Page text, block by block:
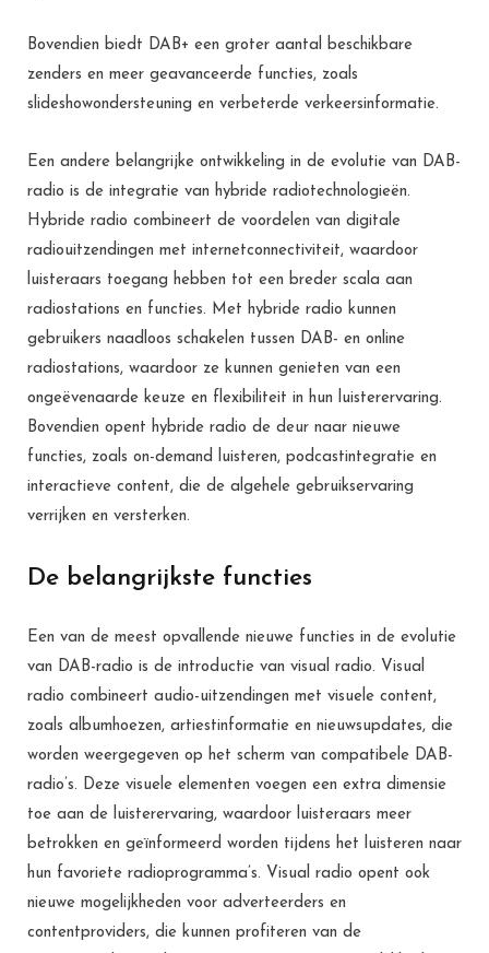
Bovendien biedt DAB+ een groter aantal beschikbare
zenders en meer geavanceerde functies, zoals
slideshowondersteuning en verbeterde verkeersinformatie.
Een andere belangrijke ontwikkeling in de evolutie van DAB-
radio is de integratie van hybride radiotechnologieën.
Hybride radio combineert de voordelen van digitale
radiouitzendingen met internetconnectiviteit, waardoor
luisteraars toegang hebben tot een breder scala aan
radiostations en functies. Met hybride radio kunnen
gebruikers naadloos schakelen tussen DAB- en online
radiostations, waardoor ze kunnen genieten van een
ongeëvenaarde keuze en flexibiliteit in hun luisterervaring.
Bovendien opent hybride radio de deur naar nieuwe
functies, zoals on-demand luisteren, podcastintegratie en
interactieve content, die de algehele gebruikservaring
verrijken en versterken.
De belangrijkste functies
Een van de meest opvallende nieuwe functies in de evolutie
van DAB-radio is de introductie van visual radio. Visual
radio combineert audio-uitzendingen met visuele content,
zoals albumhoezen, artiestinformatie en nieuwsupdates, die
worden weergegeven op het scherm van compatibele DAB-
radio’s. Deze visuele elementen voegen een extra dimensie
toe aan de luisterervaring, waardoor luisteraars meer
betrokken en geïnformeerd worden tijdens het luisteren naar
hun favoriete radioprogramma’s. Visual radio opent ook
nieuwe mogelijkheden voor adverteerders en
contentproviders, die kunnen profiteren van de